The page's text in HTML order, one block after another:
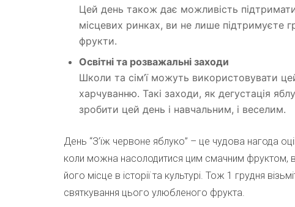
Цей день також дає можливість
місцевих ринках, ви не лише підтримуєте
фрукти.
Освітні та розважальні заходи
Школи та сім’ї можуть використовувати
харчуванню. Такі заходи, як дегустація
зробити цей день і навчальним, і веселим.
День “З’їж червоне яблуко” – це чудова нагода
коли можна насолодитися цим смачним фруктом,
його місце в історії та культурі. Тож 1 грудня
святкування цього улюбленого фрукта.